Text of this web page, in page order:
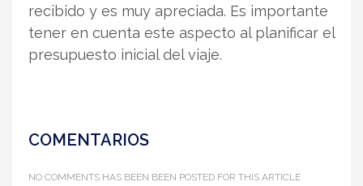
recibido y es muy apreciada. Es importante
tener en cuenta este aspecto al planificar el
presupuesto inicial del viaje.
COMENTARIOS
NO COMMENTS HAS BEEN BEEN POSTED FOR THIS ARTICLE